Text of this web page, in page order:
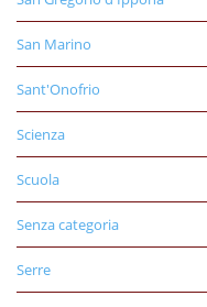
San Marino
Sant'Onofrio
Scienza
Scuola
Senza categoria
Serre